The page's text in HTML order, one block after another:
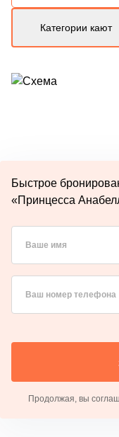
Категории кают
Быстрое
«Принцесса
Ваше имя
Ваш номер телефона
Продолжая, вы